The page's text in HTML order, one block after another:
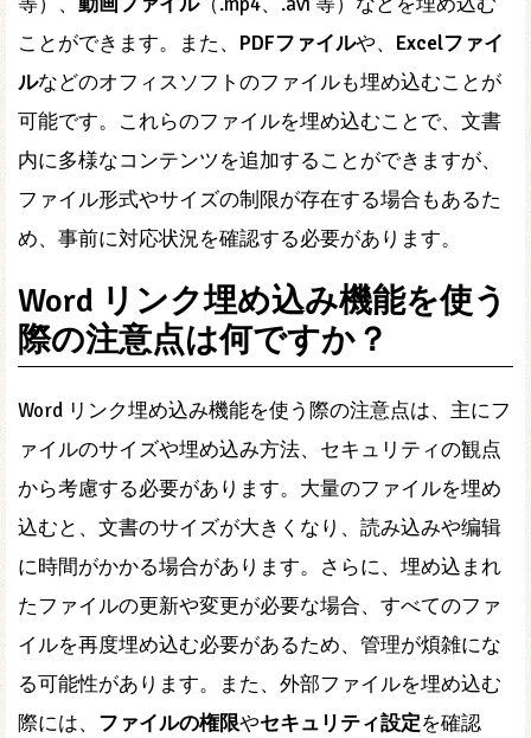
ことができます。また、 PDFファイルや、 Excelファイ
ルなどのオフィスソフトのファイルも埋め込むことが
可能です。これらのファイルを埋め込むことで、文書
内に多様なコンテンツを追加することができますが、
ファイル形式やサイズの制限が存在する場合もあるた
め、事前に対応状況を確認する必要があります。
Word リンク埋め込み機能を使う
際の注意点は何ですか？
Word リンク埋め込み機能を使う際の注意点は、主にフ
ァイルのサイズや埋め込み方法、セキュリティの観点
から考慮する必要があります。大量のファイルを埋め
込むと、文書のサイズが大きくなり、読み込みや编辑
に時間がかかる場合があります。さらに、埋め込まれ
たファイルの更新や変更が必要な場合、すべてのファ
イルを再度埋め込む必要があるため、管理が煩雑にな
る可能性があります。また、外部ファイルを埋め込む
際には、 ファイルの権限やセキュリティ設定を確認